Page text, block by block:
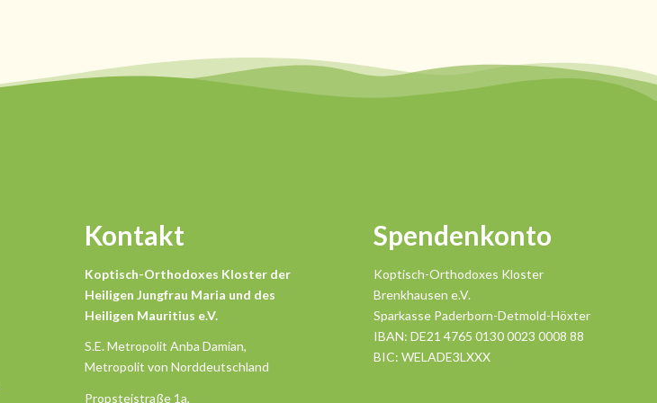
Kontakt
Koptisch-Orthodoxes Kloster der
Heiligen Jungfrau Maria und des
Heiligen Mauritius e.V.
S.E. Metropolit Anba Damian,
Metropolit von Norddeutschland
Propsteistraße 1a,
Spendenkonto
Koptisch-Orthodoxes Kloster
Brenkhausen e.V.
Sparkasse Paderborn-Detmold-Höxter
IBAN: DE21 4765 0130 0023 0008 88
BIC: WELADE3LXXX